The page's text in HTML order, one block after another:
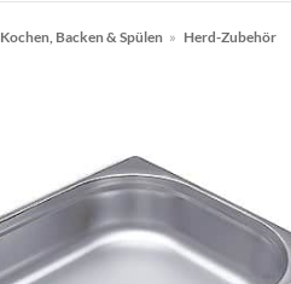
Kochen, Backen & Spülen » Herd-Zubehör